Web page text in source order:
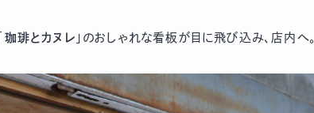
珈琲とカヌレ 」のおしゃれな看板が目に飛び込み、店内へ。